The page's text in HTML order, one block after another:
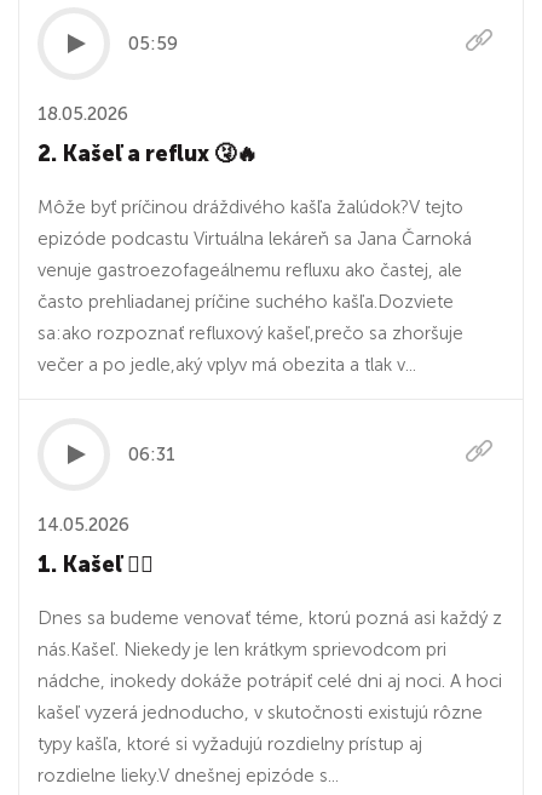
05:59
18.05.2026
2. Kašeľ a reflux 🤧🔥
Môže byť príčinou dráždivého kašľa žalúdok?V tejto
epizóde podcastu Virtuálna lekáreň sa Jana Čarnoká
venuje gastroezofageálnemu refluxu ako častej, ale
často prehliadanej príčine suchého kašľa.Dozviete
sa:ako rozpoznať refluxový kašeľ,prečo sa zhoršuje
večer a po jedle,aký vplyv má obezita a tlak v...
06:31
14.05.2026
1. Kašeľ 😮‍💨
Dnes sa budeme venovať téme, ktorú pozná asi každý z
nás.Kašeľ. Niekedy je len krátkym sprievodcom pri
nádche, inokedy dokáže potrápiť celé dni aj noci. A hoci
kašeľ vyzerá jednoducho, v skutočnosti existujú rôzne
typy kašľa, ktoré si vyžadujú rozdielny prístup aj
rozdielne lieky.V dnešnej epizóde s...